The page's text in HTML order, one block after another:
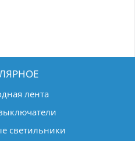
лента
светильники